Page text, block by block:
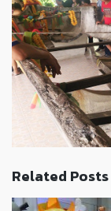
Related Posts